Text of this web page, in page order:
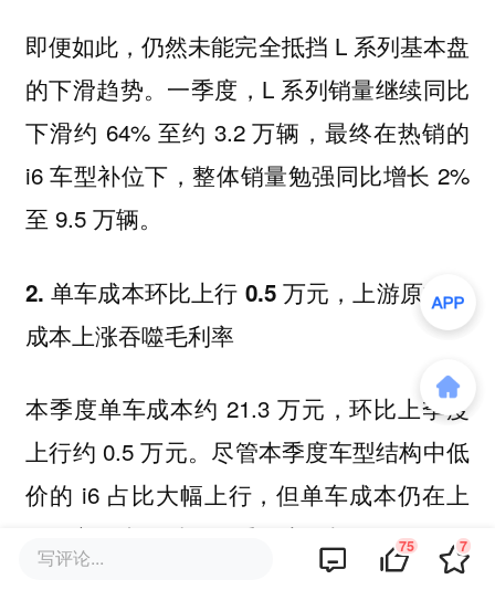
即便如此，仍然未能完全抵挡 L 系列基本盘
的下滑趋势。一季度，L 系列销量继续同比
下滑约 64% 至约 3.2 万辆，最终在热销的
i6 车型补位下，整体销量勉强同比增长 2%
至 9.5 万辆。
2. 单车成本环比上行 0.5 万元，上游原材料
成本上涨吞噬毛利率
本季度单车成本约 21.3 万元，环比上季度
上行约 0.5 万元。尽管本季度车型结构中低
价的 i6 占比大幅上行，但单车成本仍在上
行，主要由于以下三重因素叠加：
写评论... 75 7